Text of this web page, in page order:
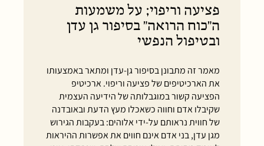
פציעה וריפוי; על משמעות
ה"כוח הרואה" בסיפור גן עדן
ובטיפול הנפשי
מאמר זה מתבונן בסיפור גן-עדן ומתאר באמצעותו
את הארכיטיפים של פציעה וריפוי. ארכיטיפ
הפציעה קשור במוגבלותה של הידיעה העצמית
שקיבלו אדם וחווה כשאכלו מעץ הדעת ובאובדנה
של חווית נראותם על-ידי אלוהים: בעקבות הגירוש
מגן עדן, בני אדם אינם חווים את אפשרות ההיראות